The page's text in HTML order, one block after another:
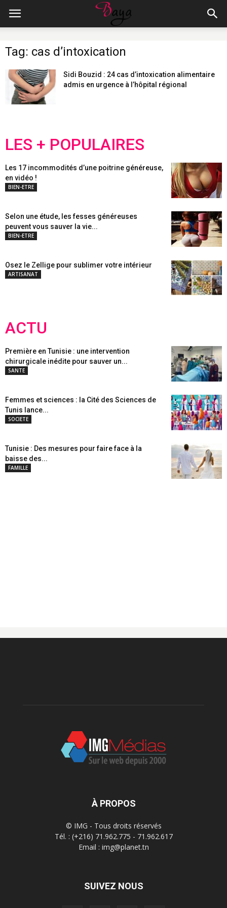
Tag: cas d’intoxication
Sidi Bouzid : 24 cas d’intoxication alimentaire
admis en urgence à l’hôpital régional
LES + POPULAIRES
Les 17 incommodités d’une poitrine généreuse,
en vidéo !
BIEN-ETRE
Selon une étude, les fesses généreuses
peuvent vous sauver la vie...
BIEN-ETRE
Osez le Zellige pour sublimer votre intérieur
ARTISANAT
ACTU
Première en Tunisie : une intervention
chirurgicale inédite pour sauver un...
SANTE
Femmes et sciences : la Cité des Sciences de
Tunis lance...
SOCIETE
Tunisie : Des mesures pour faire face à la
baisse des...
FAMILLE
À PROPOS
© IMG - Tous droits réservés
Tél. : (+216) 71.962.775 - 71.962.617
Email : img@planet.tn
SUIVEZ NOUS